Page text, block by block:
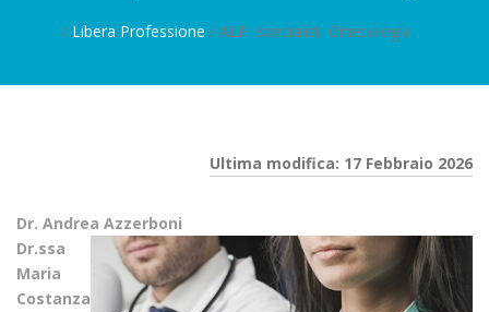
/ Libera Professione / ALPI specialisti Ginecologia
Ultima modifica: 17 Febbraio 2026
Dr. Andrea Azzerboni
Dr.ssa
Maria
Costanza